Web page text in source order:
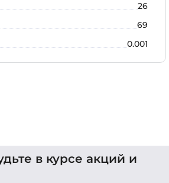
26
69
0.001
в курсе акций и